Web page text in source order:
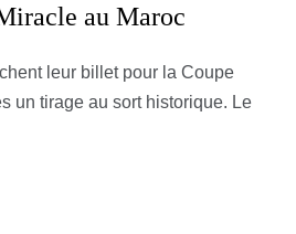
au Maroc
leur billet pour la Coupe
un tirage au sort historique. Le